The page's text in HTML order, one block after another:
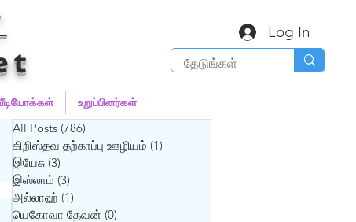
Log In
உறுப்பினர்கள்
All Posts (786)
கிறிஸ்தவ தற்காப்பு ஊழியம் (1)
இயேசு (3)
இஸ்லாம் (3)
அல்லாஹ் (1)
யெகோவா தேவன் (0)